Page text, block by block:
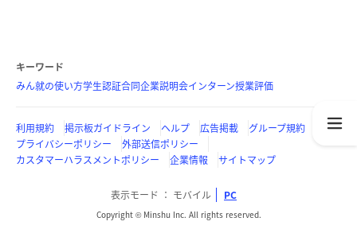
キーワード
みん就の使い方学生認証合同企業説明会インターン授業評価
利用規約 掲示板ガイドライン ヘルプ 広告掲載
グループ規約
プライバシーポリシー
外部送信ポリシー
カスタマーハラスメントポリシー
企業情報 サイトマップ
表示モード モバイル PC
Copyright © Minshu Inc. All rights reserved.